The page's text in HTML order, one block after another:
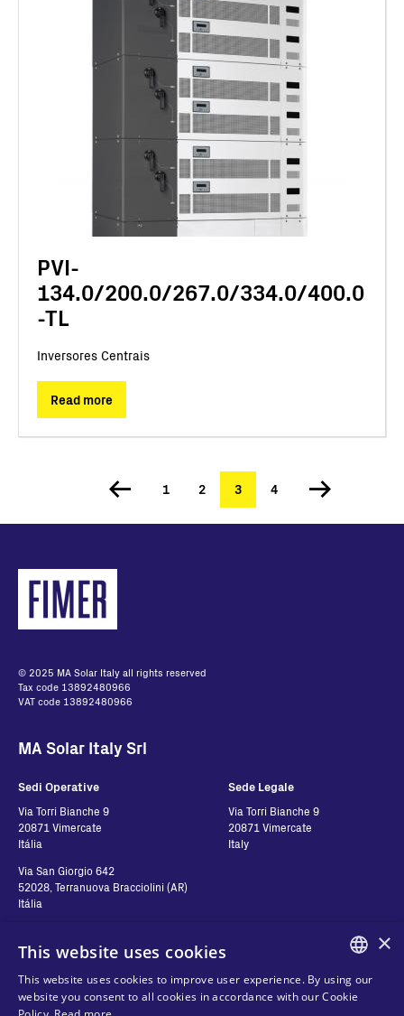
PVI-
134.0/200.0/267.0/334.0/400.0
-TL
Inversores Centrais
Read more
Página
1 Página
2 Página
atual
3 Página
4
© 2025 MA Solar Italy all rights reserved
Tax code 13892480966
VAT code 13892480966
MA Solar Italy Srl
Sedi Operative
Via Torri Bianche 9
20871 Vimercate
Itália
Via San Giorgio 642
52028, Terranuova Bracciolini (AR)
Itália
Sede Legale
Via Torri Bianche 9
20871 Vimercate
Italy
Contatos
Contact us
Siga-nos
ENGLISH
×
This website uses cookies
This website uses cookies to improve user experience. By using our
website you consent to all cookies in accordance with our Cookie